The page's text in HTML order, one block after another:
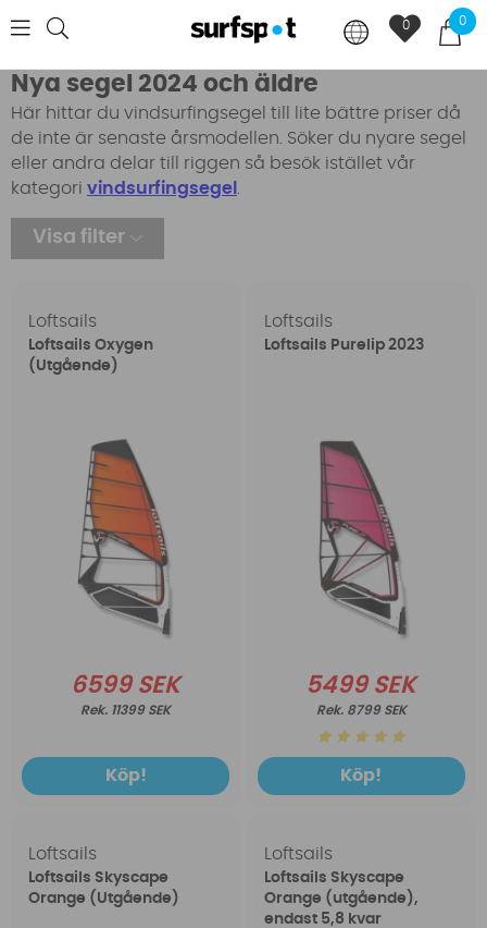
0
0
Nya segel 2024 och äldre
Här hittar du vindsurfingsegel till lite bättre priser då
de inte är senaste årsmodellen. Söker du nyare segel
eller andra delar till riggen så besök istället vår
kategori vindsurfingsegel
Visa filter
Loftsails
Loftsails Oxygen
(Utgående)
6599 SEK
11399 SEK
Köp!
Loftsails
Loftsails Purelip 2023
5499 SEK
8799 SEK
Köp!
Loftsails
Loftsails Skyscape
Orange (Utgående)
Loftsails
Loftsails Skyscape
Orange (utgående),
endast 5,8 kvar